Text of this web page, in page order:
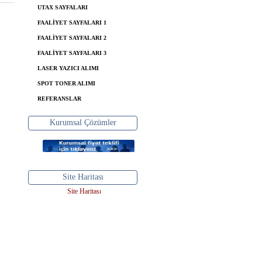
UTAX SAYFALARI
FAALİYET SAYFALARI 1
FAALİYET SAYFALARI 2
FAALİYET SAYFALARI 3
LASER YAZICI ALIMI
SPOT TONER ALIMI
REFERANSLAR
Kurumsal Çözümler
Site Haritası
Site Haritası